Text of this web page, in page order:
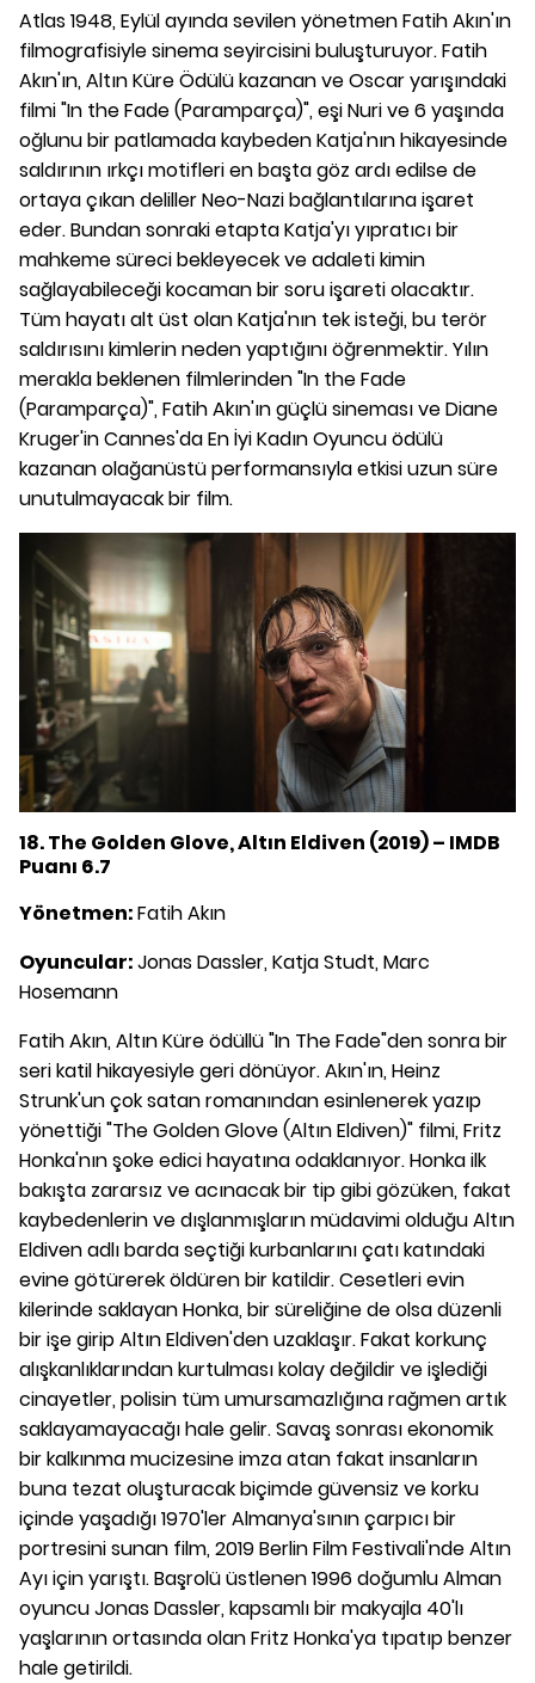
Atlas 1948, Eylül ayında sevilen yönetmen Fatih Akın'ın
filmografisiyle sinema seyircisini buluşturuyor. Fatih
Akın'ın, Altın Küre Ödülü kazanan ve Oscar yarışındaki
filmi "In the Fade (Paramparça)", eşi Nuri ve 6 yaşında
oğlunu bir patlamada kaybeden Katja'nın hikayesinde
saldırının ırkçı motifleri en başta göz ardı edilse de
ortaya çıkan deliller Neo-Nazi bağlantılarına işaret
eder. Bundan sonraki etapta Katja'yı yıpratıcı bir
mahkeme süreci bekleyecek ve adaleti kimin
sağlayabileceği kocaman bir soru işareti olacaktır.
Tüm hayatı alt üst olan Katja'nın tek isteği, bu terör
saldırısını kimlerin neden yaptığını öğrenmektir. Yılın
merakla beklenen filmlerinden "In the Fade
(Paramparça)", Fatih Akın'ın güçlü sineması ve Diane
Kruger'in Cannes'da En İyi Kadın Oyuncu ödülü
kazanan olağanüstü performansıyla etkisi uzun süre
unutulmayacak bir film.
18. The Golden Glove, Altın Eldiven (2019) – IMDB
Puanı 6.7
Yönetmen:Fatih Akın
Oyuncular:Jonas Dassler, Katja Studt, Marc
Hosemann
Fatih Akın, Altın Küre ödüllü "In The Fade"den sonra bir
seri katil hikayesiyle geri dönüyor. Akın'ın, Heinz
Strunk'un çok satan romanından esinlenerek yazıp
yönettiği "The Golden Glove (Altın Eldiven)" filmi, Fritz
Honka'nın şoke edici hayatına odaklanıyor. Honka ilk
bakışta zararsız ve acınacak bir tip gibi gözüken, fakat
kaybedenlerin ve dışlanmışların müdavimi olduğu Altın
Eldiven adlı barda seçtiği kurbanlarını çatı katındaki
evine götürerek öldüren bir katildir. Cesetleri evin
kilerinde saklayan Honka, bir süreliğine de olsa düzenli
bir işe girip Altın Eldiven'den uzaklaşır. Fakat korkunç
alışkanlıklarından kurtulması kolay değildir ve işlediği
cinayetler, polisin tüm umursamazlığına rağmen artık
saklayamayacağı hale gelir. Savaş sonrası ekonomik
bir kalkınma mucizesine imza atan fakat insanların
buna tezat oluşturacak biçimde güvensiz ve korku
içinde yaşadığı 1970'ler Almanya'sının çarpıcı bir
portresini sunan film, 2019 Berlin Film Festivali'nde Altın
Ayı için yarıştı. Başrolü üstlenen 1996 doğumlu Alman
oyuncu Jonas Dassler, kapsamlı bir makyajla 40'lı
yaşlarının ortasında olan Fritz Honka'ya tıpatıp benzer
hale getirildi.